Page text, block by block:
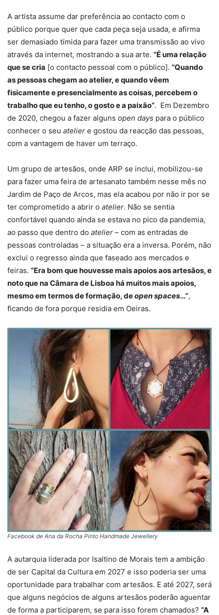
A artista assume dar preferência ao contacto com o
público porque quer que cada peça seja usada, e afirma
ser demasiado tímida para fazer uma transmissão ao vivo
através da internet, mostrando a sua arte. “É uma relação
que se cria [o contacto pessoal com o público]. “Quando
as pessoas chegam ao atelier, e quando vêem
fisicamente e presencialmente as coisas, percebem o
trabalho que eu tenho, o gosto e a paixão”. Em Dezembro
de 2020, chegou a fazer alguns open days para o público
conhecer o seu atelier e gostou da reacção das pessoas,
com a vantagem de haver um terraço.
Um grupo de artesãos, onde ARP se inclui, mobilizou-se
para fazer uma feira de artesanato também nesse mês no
Jardim de Paço de Arcos, mas ela acabou por não ir por se
ter comprometido a abrir o atelier. Não se sentia
confortável quando ainda se estava no pico da pandemia,
ao passo que dentro do atelier – com as entradas de
pessoas controladas – a situação era a inversa. Porém, não
exclui o regresso ainda que faseado aos mercados e
feiras. “Era bom que houvesse mais apoios aos artesãos, e
noto que na Câmara de Lisboa há muitos mais apoios,
mesmo em termos de formação, deopen spaces…”,
ficando de fora porque residia em Oeiras.
Facebook de Ana da Rocha Pinto Handmade Jewellery
A autarquia liderada por Isaltino de Morais tem a ambição
de ser Capital da Cultura em 2027 e isso poderia ser uma
oportunidade para trabalhar com artesãos. E até 2027, será
que alguns negócios de alguns artesãos poderão aguentar
de forma a participarem, se para isso forem chamados? “A